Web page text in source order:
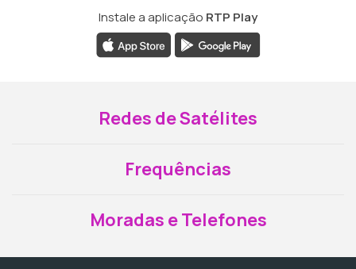
Instale a aplicação RTP Play
Redes de Satélites
Frequências
Moradas e Telefones